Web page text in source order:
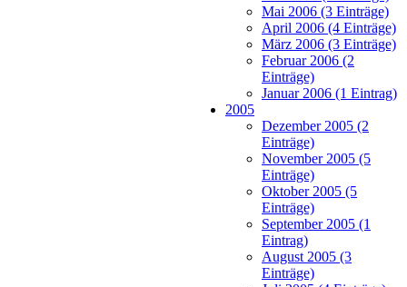
Mai 2006 (3 Einträge)
April 2006 (4 Einträge)
März 2006 (3 Einträge)
Februar 2006 (2
Einträge)
Januar 2006 (1 Eintrag)
2005
Dezember 2005 (2
Einträge)
November 2005 (5
Einträge)
Oktober 2005 (5
Einträge)
September 2005 (1
Eintrag)
August 2005 (3
Einträge)